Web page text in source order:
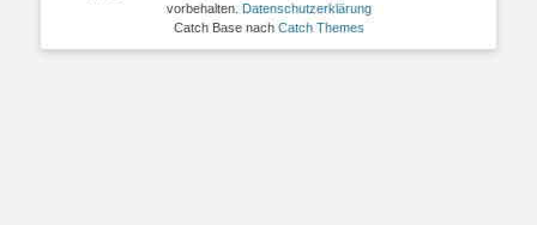
vorbehalten. Datenschutzerklärung
Catch Base nach Catch Themes